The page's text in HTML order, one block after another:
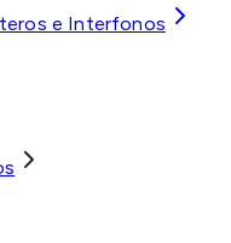
e Interfonos